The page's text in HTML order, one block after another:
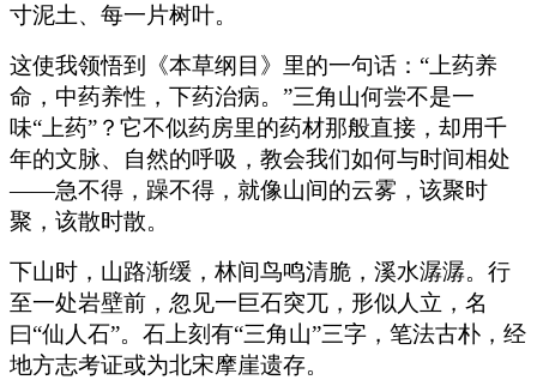
寸泥土、每一片树叶。
这使我领悟到《本草纲目》里的一句话：“上药养
命，中药养性，下药治病。”三角山何尝不是一
味“上药”？它不似药房里的药材那般直接，却用千
年的文脉、自然的呼吸，教会我们如何与时间相处
——急不得，躁不得，就像山间的云雾，该聚时
聚，该散时散。
下山时，山路渐缓，林间鸟鸣清脆，溪水潺潺。行
至一处岩壁前，忽见一巨石突兀，形似人立，名
曰“仙人石”。石上刻有“三角山”三字，笔法古朴，经
地方志考证或为北宋摩崖遗存。